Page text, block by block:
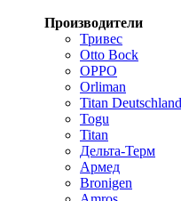
Производители
Тривес
Otto Bock
OPPO
Orliman
Titan
Togu
Titan
Дельта-Терм
Армед
Bronigen